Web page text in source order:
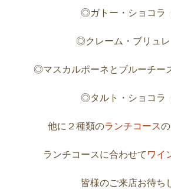
◎ガトー・ショコラ
◎クレーム・ブリュレ
◎マスカルポーネとブルーチー
◎タルト・ショコラ
他に２種類のランチコース
ランチコースに合わせて ワイ
皆様のご来店お待ち